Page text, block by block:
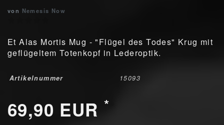
von Nemesis Now
Et Alas Mortis Mug - "Flügel des Todes" Krug mit
geflügeltem Totenkopf in Lederoptik.
Artikelnummer 15093
69,90 EUR *